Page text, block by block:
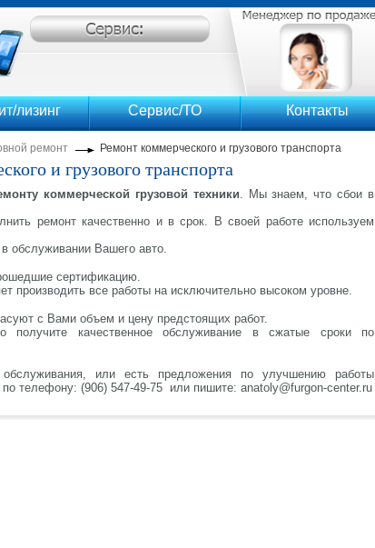
лизинг Сервис/ТО Контакты
ремонт Ремонт коммерческого и грузового транспорта
и грузового транспорта
коммерческой грузовой техники. Мы знаем, что сбои в
ремонт качественно и в срок. В своей работе используем
обслуживании Вашего авто.
сертификацию.
производить все работы на исключительно высоком уровне.
с Вами объем и цену предстоящих работ.
получите качественное обслуживание в сжатые сроки по
или есть предложения по улучшению работы
телефону: (906) 547-49-75 или пишите: anatoly@furgon-center.ru